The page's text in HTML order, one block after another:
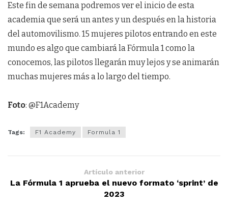
Este fin de semana podremos ver el inicio de esta
academia que será un antes y un después en la historia
del automovilismo. 15 mujeres pilotos entrando en este
mundo es algo que cambiará la Fórmula 1 como la
conocemos, las pilotos llegarán muy lejos y se animarán
muchas mujeres más a lo largo del tiempo.
Foto: @F1Academy
Tags: F1 Academy Formula 1
Artículo anterior
La Fórmula 1 aprueba el nuevo formato ‘sprint’ de
2023